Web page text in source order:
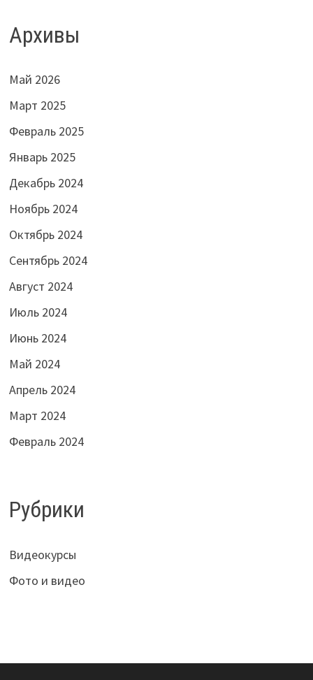
Архивы
Май 2026
Март 2025
Февраль 2025
Январь 2025
Декабрь 2024
Ноябрь 2024
Октябрь 2024
Сентябрь 2024
Август 2024
Июль 2024
Июнь 2024
Май 2024
Апрель 2024
Март 2024
Февраль 2024
Рубрики
Видеокурсы
Фото и видео